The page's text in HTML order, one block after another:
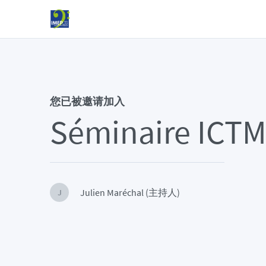
您已被邀请加入
Séminaire
J Julien Maréchal (主持人)